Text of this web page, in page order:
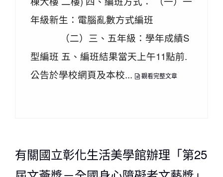
年級新生：電腦亂數方式編班
（二）三、五年級：學年成績S
型編班 五、編班結果當天上午11點前.
公告於學校網頁及本校...
觀看完整文章
有關國立彰化生活美學館辦理「第25